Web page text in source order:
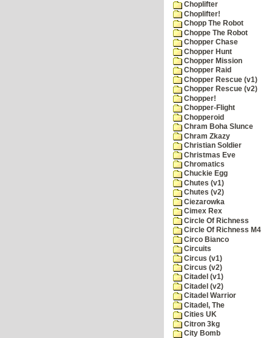
Choplifter
Choplifter!
Chopp The Robot
Choppe The Robot
Chopper Chase
Chopper Hunt
Chopper Mission
Chopper Raid
Chopper Rescue (v1)
Chopper Rescue (v2)
Chopper!
Chopper-Flight
Chopperoid
Chram Boha Slunce
Chram Zkazy
Christian Soldier
Christmas Eve
Chromatics
Chuckie Egg
Chutes (v1)
Chutes (v2)
Ciezarowka
Cimex Rex
Circle Of Richness
Circle Of Richness M4
Circo Bianco
Circuits
Circus (v1)
Circus (v2)
Citadel (v1)
Citadel (v2)
Citadel Warrior
Citadel, The
Cities UK
Citron 3kg
City Bomb